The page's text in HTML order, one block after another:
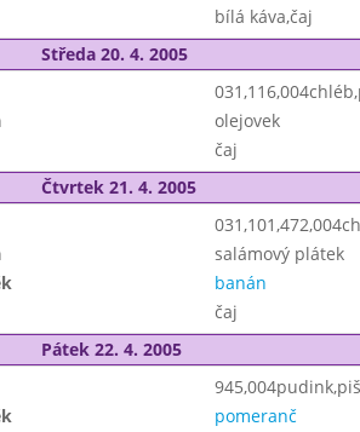
bílá káva,čaj
Středa 20. 4. 2005
olejovek
čaj
Čtvrtek 21. 4. 2005
salámový plátek
banán
čaj
Pátek 22. 4. 2005
pomeranč